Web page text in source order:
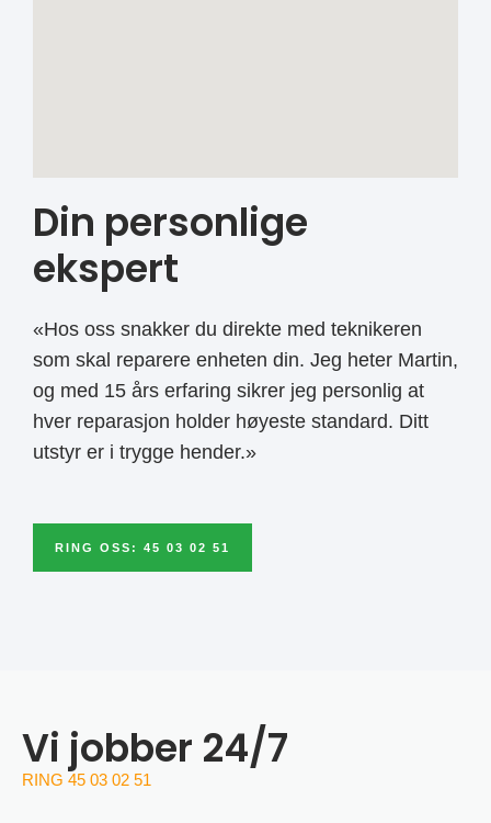
Din personlige
ekspert
«Hos oss snakker du direkte med teknikeren
som skal reparere enheten din. Jeg heter Martin,
og med 15 års erfaring sikrer jeg personlig at
hver reparasjon holder høyeste standard. Ditt
utstyr er i trygge hender.»
RING OSS: 45 03 02 51
Vi jobber 24/7
RING 45 03 02 51